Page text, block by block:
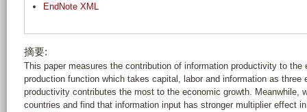
EndNote XML
摘要:
This paper measures the contribution of information productivity to
production function which takes capital, labor and information as
productivity contributes the most to the economic growth. Meanwhile,
countries and find that information input has stronger multiplier effect